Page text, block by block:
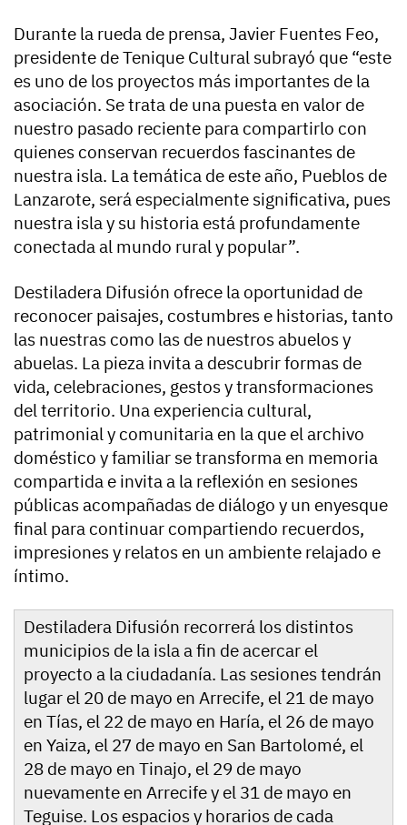
Durante la rueda de prensa, Javier Fuentes Feo,
presidente de Tenique Cultural subrayó que “este
es uno de los proyectos más importantes de la
asociación. Se trata de una puesta en valor de
nuestro pasado reciente para compartirlo con
quienes conservan recuerdos fascinantes de
nuestra isla. La temática de este año, Pueblos de
Lanzarote, será especialmente significativa, pues
nuestra isla y su historia está profundamente
conectada al mundo rural y popular”.
Destiladera Difusión ofrece la oportunidad de
reconocer paisajes, costumbres e historias, tanto
las nuestras como las de nuestros abuelos y
abuelas. La pieza invita a descubrir formas de
vida, celebraciones, gestos y transformaciones
del territorio. Una experiencia cultural,
patrimonial y comunitaria en la que el archivo
doméstico y familiar se transforma en memoria
compartida e invita a la reflexión en sesiones
públicas acompañadas de diálogo y un enyesque
final para continuar compartiendo recuerdos,
impresiones y relatos en un ambiente relajado e
íntimo.
Destiladera Difusión recorrerá los distintos
municipios de la isla a fin de acercar el
proyecto a la ciudadanía. Las sesiones tendrán
lugar el 20 de mayo en Arrecife, el 21 de mayo
en Tías, el 22 de mayo en Haría, el 26 de mayo
en Yaiza, el 27 de mayo en San Bartolomé, el
28 de mayo en Tinajo, el 29 de mayo
nuevamente en Arrecife y el 31 de mayo en
Teguise. Los espacios y horarios de cada